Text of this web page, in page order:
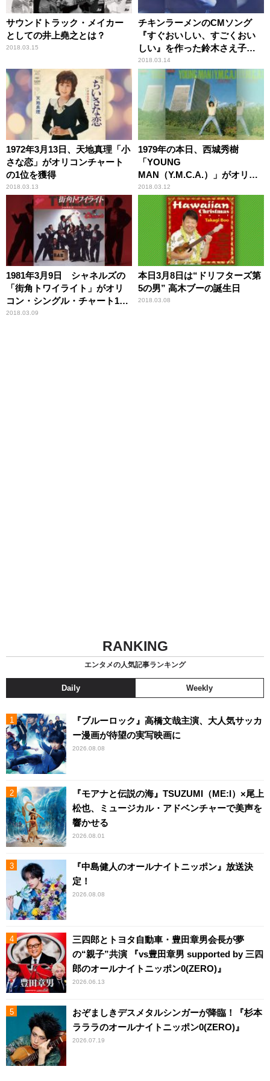
サウンドトラック・メイカー
としての井上堯之とは？
2018.03.15
チキンラーメンのCMソング
『すぐおいしい、すごくおい
しい』を作った鈴木さえ子と
はこんな人
2018.03.14
1972年3月13日、天地真理「小
さな恋」がオリコンチャート
の1位を獲得
2018.03.13
1979年の本日、西城秀樹
「YOUNG
MAN（Y.M.C.A.）」がオリコ
ンチャートの1位を獲得
2018.03.12
1981年3月9日 シャネルズの
「街角トワイライト」がオリ
コン・シングル・チャート1位
を獲得
2018.03.09
本日3月8日は“ドリフターズ第
5の男” 高木ブーの誕生日
2018.03.08
RANKING
エンタメの人気記事ランキング
Daily Weekly
『ブルーロック』高橋文哉主演、大人気サッカ
ー漫画が待望の実写映画に
2026.08.08
『モアナと伝説の海』TSUZUMI（ME:I）×尾上
松也、ミュージカル・アドベンチャーで美声を
響かせる
2026.08.01
『中島健人のオールナイトニッポン』放送決
定！
2026.08.08
三四郎とトヨタ自動車・豊田章男会長が夢
の“親子”共演 『vs豊田章男 supported by 三四
郎のオールナイトニッポン0(ZERO)』
2026.06.13
おぞましきデスメタルシンガーが降臨！『杉本
ラララのオールナイトニッポン0(ZERO)』
2026.07.19